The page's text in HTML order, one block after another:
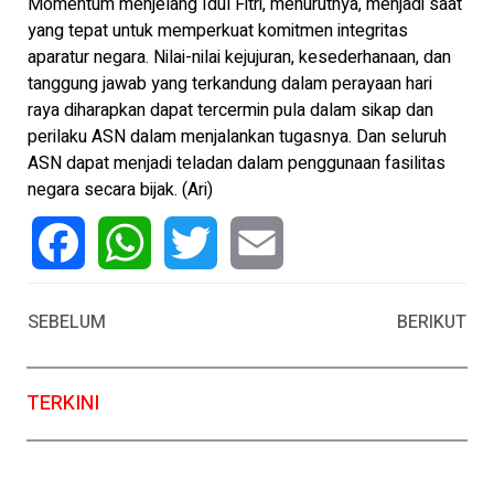
yang tepat untuk memperkuat komitmen integritas
aparatur negara. Nilai-nilai kejujuran, kesederhanaan, dan
tanggung jawab yang terkandung dalam perayaan hari
raya diharapkan dapat tercermin pula dalam sikap dan
perilaku ASN dalam menjalankan tugasnya. Dan seluruh
ASN dapat menjadi teladan dalam penggunaan fasilitas
negara secara bijak. (Ari)
SEBELUM
BERIKUT
TERKINI